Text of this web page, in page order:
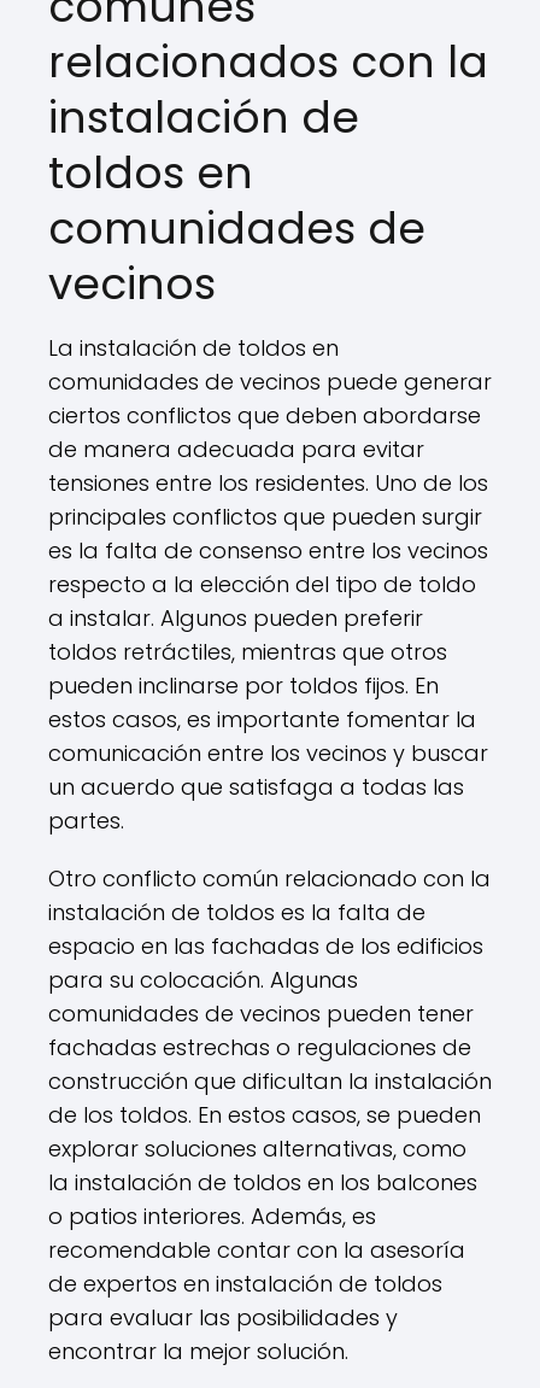
relacionados con la
instalación de
toldos en
comunidades de
vecinos
La instalación de toldos en
comunidades de vecinos puede generar
ciertos conflictos que deben abordarse
de manera adecuada para evitar
tensiones entre los residentes. Uno de los
principales conflictos que pueden surgir
es la falta de consenso entre los vecinos
respecto a la elección del tipo de toldo
a instalar. Algunos pueden preferir
toldos retráctiles, mientras que otros
pueden inclinarse por toldos fijos. En
estos casos, es importante fomentar la
comunicación entre los vecinos y buscar
un acuerdo que satisfaga a todas las
partes.
Otro conflicto común relacionado con la
instalación de toldos es la falta de
espacio en las fachadas de los edificios
para su colocación. Algunas
comunidades de vecinos pueden tener
fachadas estrechas o regulaciones de
construcción que dificultan la instalación
de los toldos. En estos casos, se pueden
explorar soluciones alternativas, como
la instalación de toldos en los balcones
o patios interiores. Además, es
recomendable contar con la asesoría
de expertos en instalación de toldos
para evaluar las posibilidades y
encontrar la mejor solución.